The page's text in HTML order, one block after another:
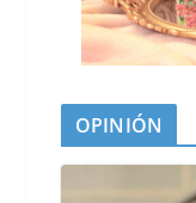
OPINIÓN